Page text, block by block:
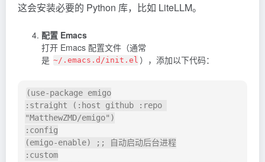
这会安装必要的 Python 库，比如 LiteLLM。
配置 Emacs
打开 Emacs 配置文件（通常
是 ~/.emacs.d/init.el ），添加以下代码：
(use-package emigo
:straight (:host github :repo
"MatthewZMD/emigo")
:config
(emigo-enable) ;; 自动启动后台进程
:custom